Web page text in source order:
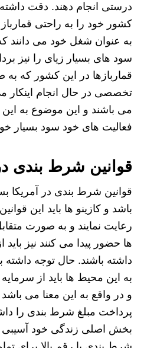
درستی انجام دهند. دقت داشته
کشور خود را به راحتی
به عنوان شغل خود می دانند
سود های بسیار زیای را نیز
قماربازها در این کشور که
تخصصی در حال انجام اینکار
می باشند و این موضوع به
فعالیت های خود سود بسیار
قوانین شرط بندی
قوانین شرط بندی در آمریکا
باشد و کازینو ها باید این
رعایت نمایند و به صورت
ها حضور پیدا می کنند نیز باید
داشته باشند. حال توجه داشته
به این محیط ها باید از
و در واقع به این معنا می باشد
پرداخت مبلغ شرط بندی را
بخش اصلی زندگی خود آسیبی